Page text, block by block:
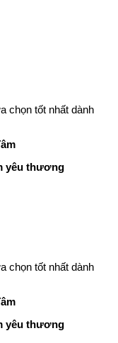
chọn tốt nhất dành
yêu thương
chọn tốt nhất dành
yêu thương